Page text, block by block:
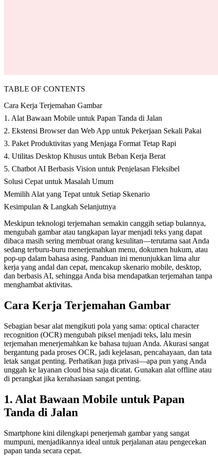
TABLE OF CONTENTS
Cara Kerja Terjemahan Gambar
1. Alat Bawaan Mobile untuk Papan Tanda di Jalan
2. Ekstensi Browser dan Web App untuk Pekerjaan Sekali Pakai
3. Paket Produktivitas yang Menjaga Format Tetap Rapi
4. Utilitas Desktop Khusus untuk Beban Kerja Berat
5. Chatbot AI Berbasis Vision untuk Penjelasan Fleksibel
Solusi Cepat untuk Masalah Umum
Memilih Alat yang Tepat untuk Setiap Skenario
Kesimpulan & Langkah Selanjutnya
Meskipun teknologi terjemahan semakin canggih setiap bulannya,
mengubah gambar atau tangkapan layar menjadi teks yang dapat
dibaca masih sering membuat orang kesulitan—terutama saat Anda
sedang terburu-buru menerjemahkan menu, dokumen hukum, atau
pop-up dalam bahasa asing. Panduan ini menunjukkan lima alur
kerja yang andal dan cepat, mencakup skenario mobile, desktop,
dan berbasis AI, sehingga Anda bisa mendapatkan terjemahan tanpa
menghambat aktivitas.
Cara Kerja Terjemahan Gambar
Sebagian besar alat mengikuti pola yang sama: optical character
recognition (OCR) mengubah piksel menjadi teks, lalu mesin
terjemahan menerjemahkan ke bahasa tujuan Anda. Akurasi sangat
bergantung pada proses OCR, jadi kejelasan, pencahayaan, dan tata
letak sangat penting. Perhatikan juga privasi—apa pun yang Anda
unggah ke layanan cloud bisa saja dicatat. Gunakan alat offline atau
di perangkat jika kerahasiaan sangat penting.
1. Alat Bawaan Mobile untuk Papan
Tanda di Jalan
Smartphone kini dilengkapi penerjemah gambar yang sangat
mumpuni, menjadikannya ideal untuk perjalanan atau pengecekan
papan tanda secara cepat.